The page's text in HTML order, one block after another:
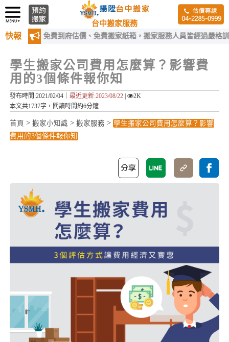
台中搬家服務
快報
免費到府估價、免費搬家紙箱，搬家服務人員皆經過嚴格訓練！
學生搬家公司費用怎麼算？影響費
用的3個條件報你知
發布時間:2021/02/04｜ 最近更新:2023/08/22|
2K
本文共1737字，閱讀時間約6分鐘
首頁 > 搬家小知識 > 搬家服務 > 學生搬家公司費用怎麼算？影響
費用的3個條件報你知